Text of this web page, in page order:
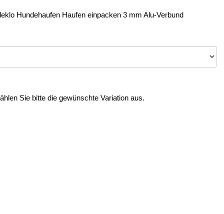
Hundehaufen Haufen einpacken 3 mm Alu-Verbund
Sie bitte die gewünschte Variation aus.